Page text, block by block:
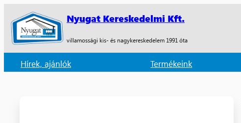
Nyugat Kereskedelmi Kft.
villamossági kis- és nagykereskedelem 1991 óta
Hírek, ajánlók Termékeink